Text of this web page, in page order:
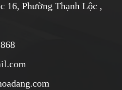
16, Phường Thạnh Lộc ,